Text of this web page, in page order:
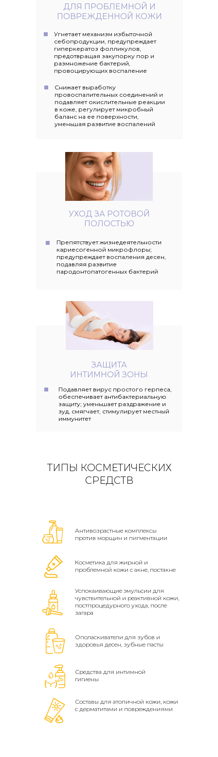
Угнетает механизм избыточной
себопродукции, предупреждает
гиперкератоз фолликулов,
предотвращая закупорку пор и
размножение бактерий,
провоцирующих воспаление
Снижает выработку
провоспалительных соединений и
подавляет окислительные реакции
в коже, регулирует микробный
баланс на ее поверхности,
уменьшая развитие воспалений
ДЛЯ ПРОБЛЕМНОЙ И
ПОВРЕЖДЕННОЙ КОЖИ
Препятствует жизнедеятельности
кариесогенной микрофлоры;
предупреждает воспаления десен,
подавляя развитие
пародонтопатогенных бактерий
УХОД ЗА РОТОВОЙ
ПОЛОСТЬЮ
Подавляет вирус простого герпеса,
обеспечивает антибактериальную
защиту; уменьшает раздражение и
зуд, смягчает, стимулирует местный
иммунитет
ЗАЩИТА
ИНТИМНОЙ ЗОНЫ
ТИПЫ КОСМЕТИЧЕСКИХ
СРЕДСТВ
Антивозрастные комплексы
против морщин и пигментации
Ополаскиватели для зубов и
здоровья десен, зубные пасты
Средства для интимной
гигиены
Косметика для жирной и
проблемной кожи с акне, постакне
Успокаивающие эмульсии для
чувствительной и реактивной кожи,
постпроцедурного ухода, после
загара
Составы для атопичной кожи, кожи
с дерматитами и повреждениями